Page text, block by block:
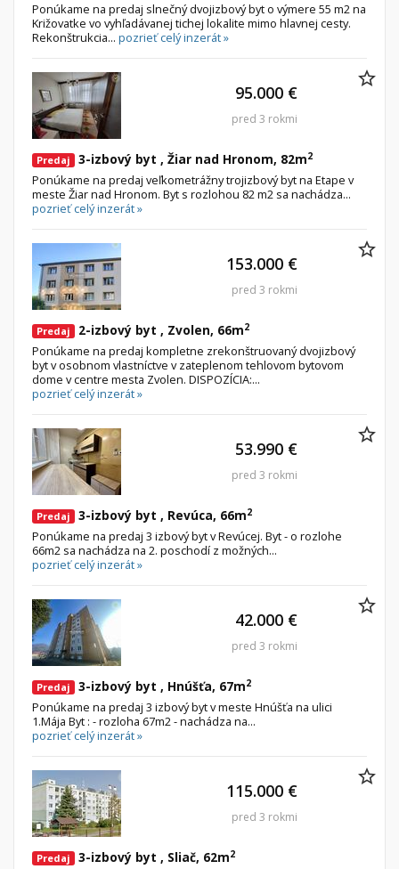
Ponúkame na predaj slnečný dvojizbový byt o výmere 55 m2 na
Križovatke vo vyhľadávanej tichej lokalite mimo hlavnej cesty.
Rekonštrukcia... pozrieť celý inzerát »
Predaj 3-izbový byt , Žiar nad Hronom, 82m2
Ponúkame na predaj veľkometrážny trojizbový byt na Etape v
meste Žiar nad Hronom. Byt s rozlohou 82 m2 sa nachádza...
pozrieť celý inzerát »
95.000 €
pred 3 rokmi
Predaj 2-izbový byt , Zvolen, 66m2
Ponúkame na predaj kompletne zrekonštruovaný dvojizbový
byt v osobnom vlastníctve v zateplenom tehlovom bytovom
dome v centre mesta Zvolen. DISPOZÍCIA:...
pozrieť celý inzerát »
153.000 €
pred 3 rokmi
Predaj 3-izbový byt , Revúca, 66m2
Ponúkame na predaj 3 izbový byt v Revúcej. Byt - o rozlohe
66m2 sa nachádza na 2. poschodí z možných...
pozrieť celý inzerát »
53.990 €
pred 3 rokmi
Predaj 3-izbový byt , Hnúšťa, 67m2
Ponúkame na predaj 3 izbový byt v meste Hnúšťa na ulici
1.Mája Byt : - rozloha 67m2 - nachádza na...
pozrieť celý inzerát »
42.000 €
pred 3 rokmi
Predaj 3-izbový byt , Sliač, 62m2
115.000 €
pred 3 rokmi